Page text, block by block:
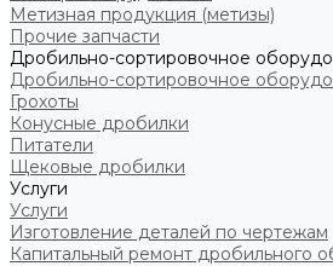
Метизная продукция (метизы)
Прочие запчасти
Дробильно-сортировочное
Дробильно-сортировочное
Грохоты
Конусные дробилки
Питатели
Щековые дробилки
Услуги
Услуги
Изготовление деталей по чертежам
Капитальный ремонт дробильного